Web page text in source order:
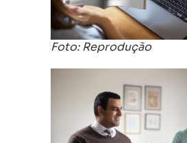
Foto: Reprodução